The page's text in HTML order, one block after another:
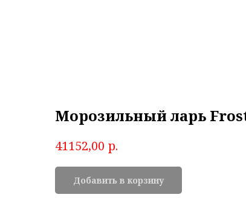
Морозильный ларь
41152,00 р.
Добавить в корзину